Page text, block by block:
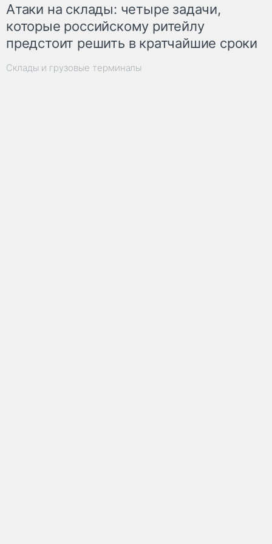
Атаки на склады: четыре задачи,
которые российскому ритейлу
предстоит решить в кратчайшие сроки
Склады и грузовые терминалы